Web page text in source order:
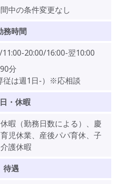
中の条件変更なし
務時間
20:00/16:00-翌10:00
分
従は週1日-）※応相談
・休暇
暇（勤務日数による）、慶
児休業、産後パパ育休、子
護休暇
待遇